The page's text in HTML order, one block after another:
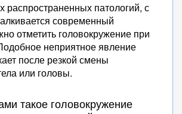
патологий, с
современный
отметить головокружение при
неприятное явление
после резкой смены
или головы.
такое головокружение